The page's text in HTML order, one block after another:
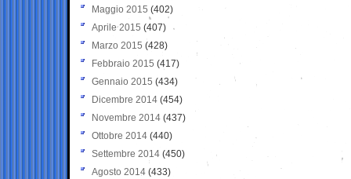
Maggio 2015 (402)
Aprile 2015 (407)
Marzo 2015 (428)
Febbraio 2015 (417)
Gennaio 2015 (434)
Dicembre 2014 (454)
Novembre 2014 (437)
Ottobre 2014 (440)
Settembre 2014 (450)
Agosto 2014 (433)